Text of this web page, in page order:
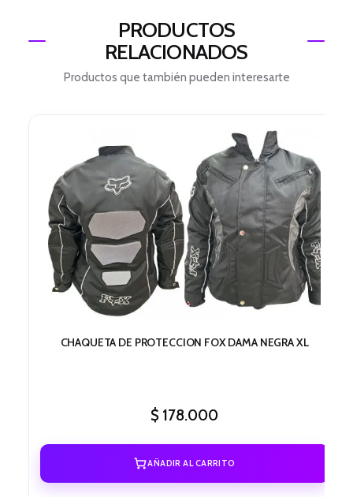
PRODUCTOS
RELACIONADOS
Productos que también pueden interesarte
CHAQUETA DE PROTECCION FOX DAMA NEGRA XL
$ 178.000
AÑADIR AL CARRITO